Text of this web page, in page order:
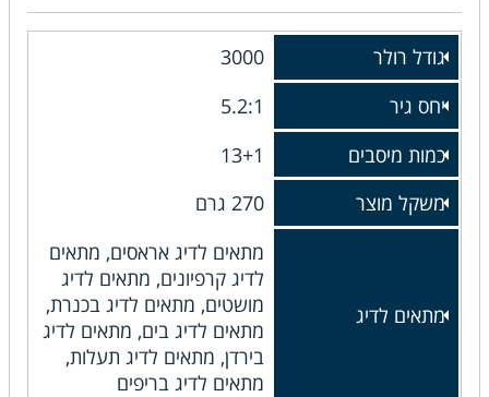
גודל רולר
3000
יחס גיר
5.2:1
כמות מיסבים
13+1
משקל מוצר
270 גרם
מתאים לדיג
מתאים לדיג אראסים, מתאים
לדיג קרפיונים, מתאים לדיג
מושטים, מתאים לדיג בכנרת,
מתאים לדיג בים, מתאים לדיג
בירדן, מתאים לדיג תעלות,
מתאים לדיג בריפים